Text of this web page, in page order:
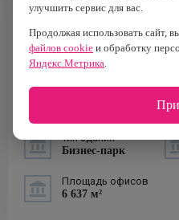
Класс
B+
Тип здания
Бизнес-парк
Площадь офисов
6 637 м²
улучшить сервис для вас.
Продолжая использовать сайт,
файлов cookie и обработку
Яндекс.Метрика